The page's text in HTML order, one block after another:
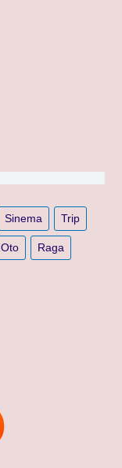
Sinema Trip
Oto Raga